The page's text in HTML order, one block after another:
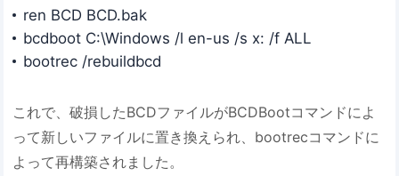
ren BCD BCD.bak
bcdboot C:\Windows /l en-us /s x: /f ALL
bootrec /rebuildbcd
これで、破損したBCDファイルがBCDBootコマンドによ
って新しいファイルに置き換えられ、bootrecコマンドに
よって再構築されました。